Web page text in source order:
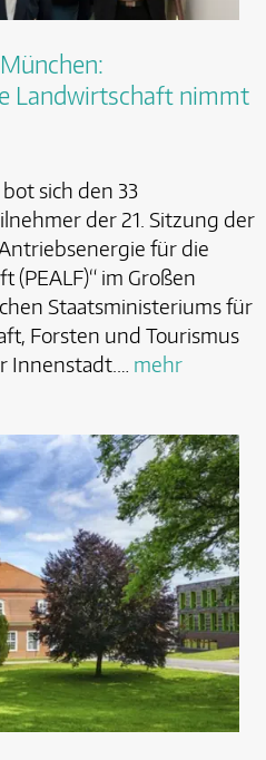
Landwirtschaft nimmt
sich den 33
der 21. Sitzung der
für die
(PEALF)“ im Großen
Staatsministeriums für
Forsten und Tourismus
Innenstadt.… mehr